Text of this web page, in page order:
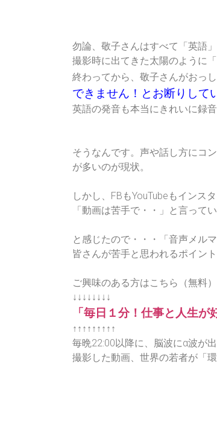
勿論、敬子さんはすべて「英語」
撮影時に出てきた太陽のように
終わってから、敬子さんがおっ
できません！とお断りして
英語の発音も本当にきれいに録
そうなんです。声や話し方にコ
が多いのが現状。
しかし、FBもYouTubeもインス
「動画は苦手で・・」と言って
と感じたので・・・「音声メル
皆さんが苦手と思われるポイン
ご興味のある方はこちら（無料）
↓↓↓↓↓↓↓↓
「毎日１分！仕事と人生が
↑↑↑↑↑↑↑↑↑
毎晩22:00以降に、脳波にα波が
撮影した動画、世界の若者が「